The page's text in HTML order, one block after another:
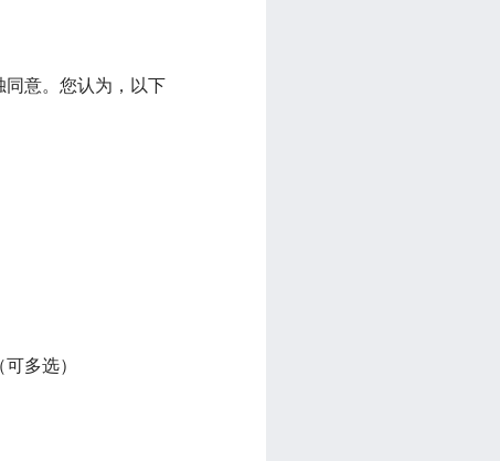
意。您认为，以下
多选）